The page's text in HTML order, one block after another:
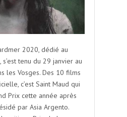
2020, dédié au
tenu du 29 janvier au
les Vosges. Des 10 films
c’est Saint Maud qui
Prix cette année après
par Asia Argento.